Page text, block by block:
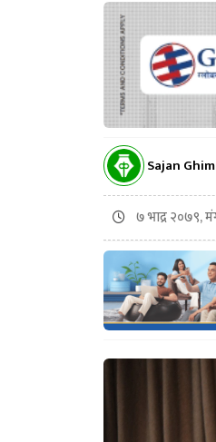
Sajan
७ भाद्र २०७९,